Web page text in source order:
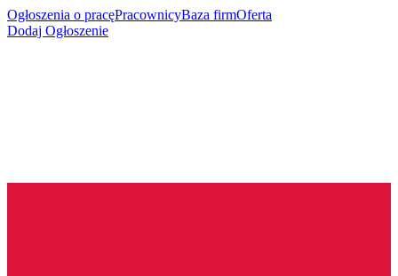
Ogłoszenia o pracęPracownicyBaza firmOferta
Dodaj Ogłoszenie